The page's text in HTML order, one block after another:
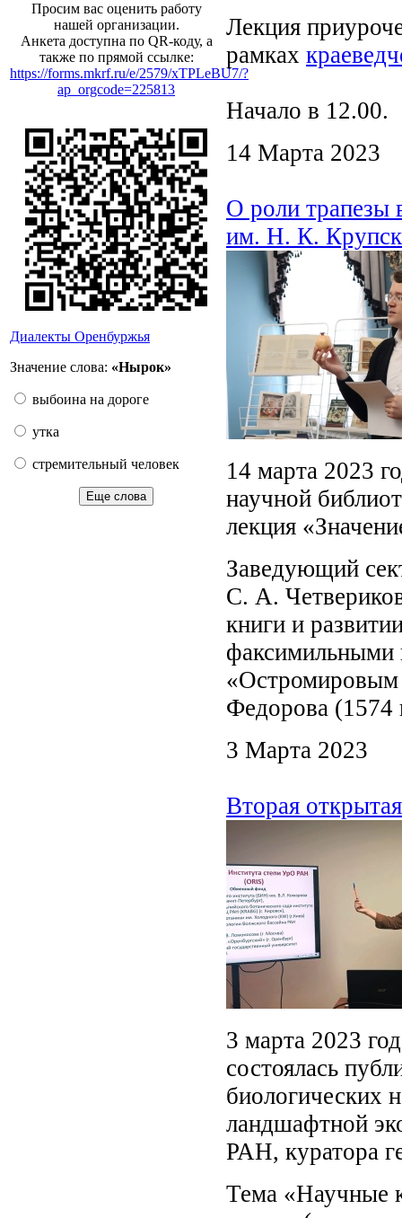
Просим вас оценить работу
нашей организации.
Анкета доступна по QR-коду, а
также по прямой ссылке:
https://forms.mkrf.ru/e/2579/xTPLeBU7/?
ap_orgcode=225813
Диалекты Оренбуржья
Значение слова: «Нырок»
выбоина на дороге
утка
стремительный человек
Еще слова
Лекция
рамках
Начало в 12.00.
14 Марта 2023
О роли трапезы
им. Н. К.
14 марта 2023
научной
лекция
Заведующий
С. А.
книги и
факсимильными
«Остромировым
Федорова (1574
3 Марта 2023
Вторая
3 марта 2023
состоялась
биологических
ландшафтной
РАН, куратора
Тема «Научные